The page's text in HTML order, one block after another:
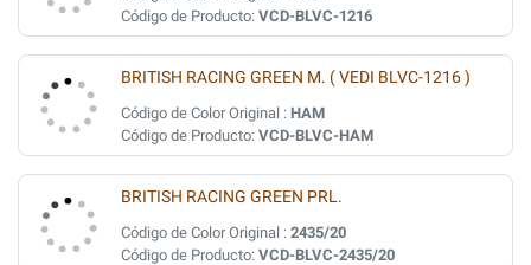
Código de Producto: VCD-BLVC-1216
BRITISH RACING GREEN M. ( VEDI BLVC-1216 )
Código de Color Original : HAM
Código de Producto: VCD-BLVC-HAM
BRITISH RACING GREEN PRL.
Código de Color Original : 2435/20
Código de Producto: VCD-BLVC-2435/20